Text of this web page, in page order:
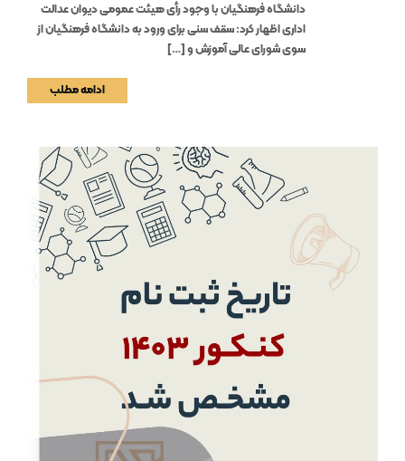
دانشگاه فرهنگیان با وجود رأی هیئت عمومی دیوان عدالت
اداری اظهار کرد: سقف سنی برای ورود به دانشگاه فرهنگیان از
سوی شورای عالی آموزش و […]
ادامه مطلب